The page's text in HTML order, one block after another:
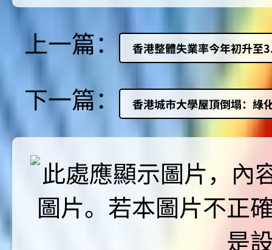
上一篇： 香港整體失業率今年初升至
下一篇： 香港城市大學屋頂倒塌：綠